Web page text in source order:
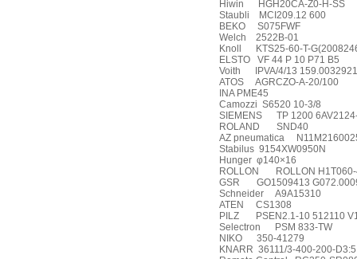
Hiwin
HGH20CA-Z0-H-SS
Staubli
MCI209.12 600
BEKO
S075FWF
Welch
2522B-01
Knoll
KTS25-60-T-
ELSTO
VF 44 P 10 P71 B5
Voith
IPVA/4/13
ATOS
AGRCZO-A-20/100
INA PME45
Camozzi S6520 10-3/8
SIEMENS
TP 1200
ROLAND
SND40
AZ pneumatica
Stabilus 9154XW0950N
Hunger φ140×16
ROLLON
ROLLON
GSR
GO1509413
Schneider
A9A15310
ATEN
CS1308
PILZ
PSEN2.1-10 512110
Selectron
PSM 833-TW
NIKO
350-41279
KNARR 36111/3-400-200-D3:5